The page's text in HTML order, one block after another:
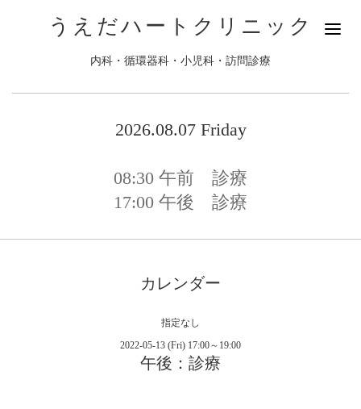
うえだハートクリニック
内科・循環器科・小児科・訪問診療
2026.08.07 Friday
08:30 午前 診療
17:00 午後 診療
カレンダー
指定なし
2022-05-13 (Fri) 17:00～19:00
午後：診療